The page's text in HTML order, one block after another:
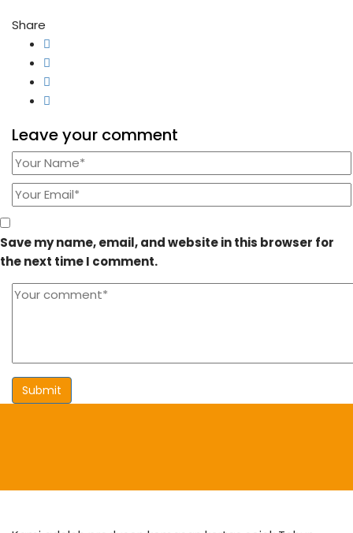
Share
Leave your comment
Save my name, email, and website in this browser for
the next time I comment.
Submit